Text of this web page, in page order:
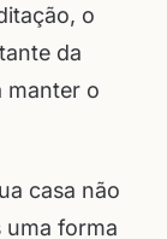
o
da
manter o
casa não
uma forma